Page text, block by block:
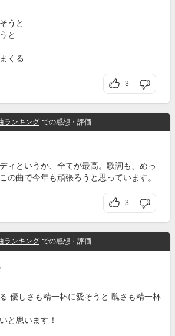
うと
と
くる
3
ランキング での感想・評価
ィというか、全てが最高。歌詞も、めっ
の曲で今年も頑張ろうと思っています。
3
ランキング での感想・評価
優しさも精一杯に愛そうと 醜さも精一杯
と思います！